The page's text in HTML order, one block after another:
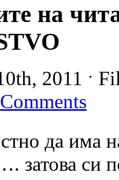
на
2011 ˑ
да има
затова си